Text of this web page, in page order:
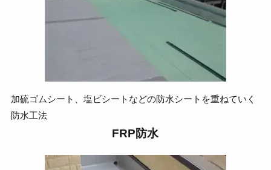
加硫ゴムシート、塩ビシートなどの防水シートを重ねていく
防水工法
FRP防水